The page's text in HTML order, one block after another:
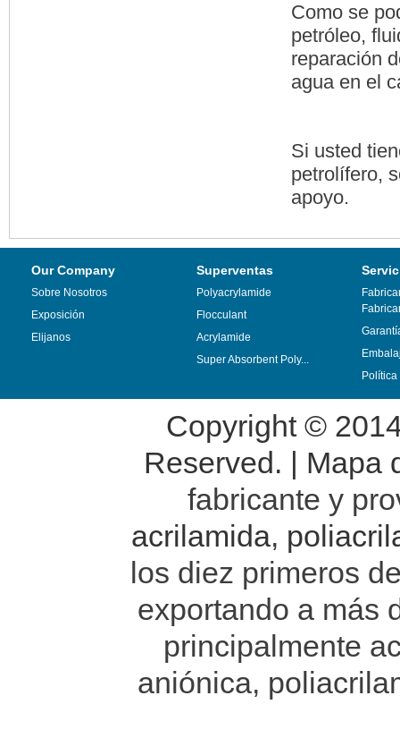
Como se
petróleo,
reparación
agua en el
Si usted
petrolífero,
apoyo.
Our Company
Sobre Nosotros
Exposición
Elijanos
Superventas
Polyacrylamide
Flocculant
Acrylamide
Super Absorbent Poly...
Copyright ©
Reserved. | Mapa
fabricante y
acrilamida,
los diez primeros
exportando a más
principalmente
aniónica,